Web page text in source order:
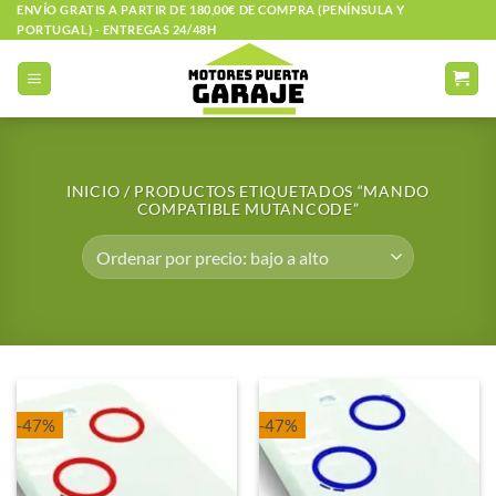
Saltar
al
contenido
ENVÍO GRATIS A PARTIR DE 180,00€ DE COMPRA (PENÍNSULA Y
PORTUGAL) - ENTREGAS 24/48H
INICIO /PRODUCTOS ETIQUETADOS “MANDO
COMPATIBLE MUTANCODE”
-47% -47%